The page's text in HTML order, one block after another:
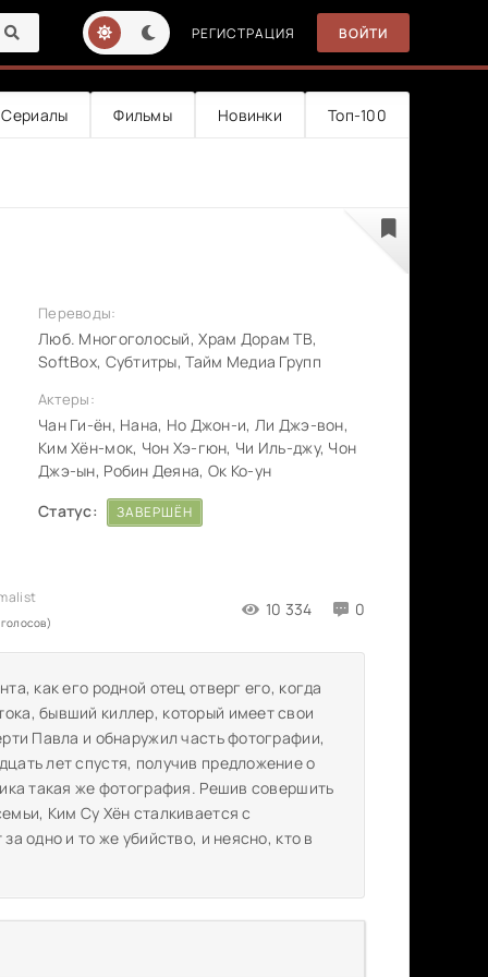
РЕГИСТРАЦИЯ ВОЙТИ
Сериалы Фильмы Новинки Топ-100
10 334 0
Переводы:
Люб. Многоголосый, Храм Дорам ТВ,
SoftBox, Субтитры, Тайм Медиа Групп
Актеры:
Чан Ги-ён, Нана, Но Джон-и, Ли Джэ-вон,
Ким Хён-мок, Чон Хэ-гюн, Чи Иль-джу, Чон
Джэ-ын, Робин Деяна, Ок Ко-ун
Статус:
ЗАВЕРШЁН
как его родной отец отверг его, когда
бывший киллер, который имеет свои
Павла и обнаружил часть фотографии,
лет спустя, получив предложение о
такая же фотография. Решив совершить
Ким Су Хён сталкивается с
одно и то же убийство, и неясно, кто в